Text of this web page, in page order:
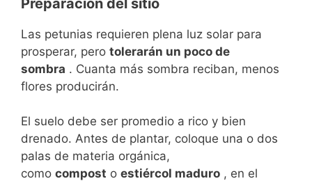
Las petunias requieren plena luz solar para
prosperar, pero tolerarán un poco de
sombra . Cuanta más sombra reciban, menos
flores producirán.
El suelo debe ser promedio a rico y bien
drenado. Antes de plantar, coloque una o dos
palas de materia orgánica,
como compost o estiércol maduro , en el